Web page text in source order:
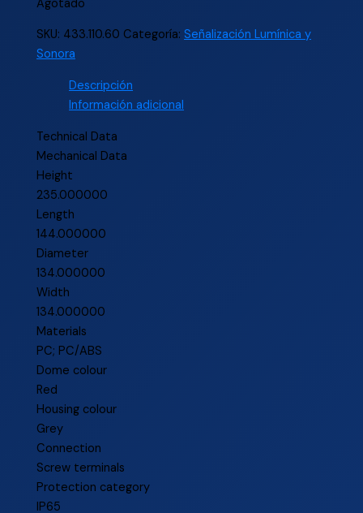
Agotado
SKU: 433.110.60 Categoría:Señalización Lumínica y
Sonora
Descripción
Información adicional
Technical Data
Mechanical Data
Height
235.000000
Length
144.000000
Diameter
134.000000
Width
134.000000
Materials
PC; PC/ABS
Dome colour
Red
Housing colour
Grey
Connection
Screw terminals
Protection category
IP65